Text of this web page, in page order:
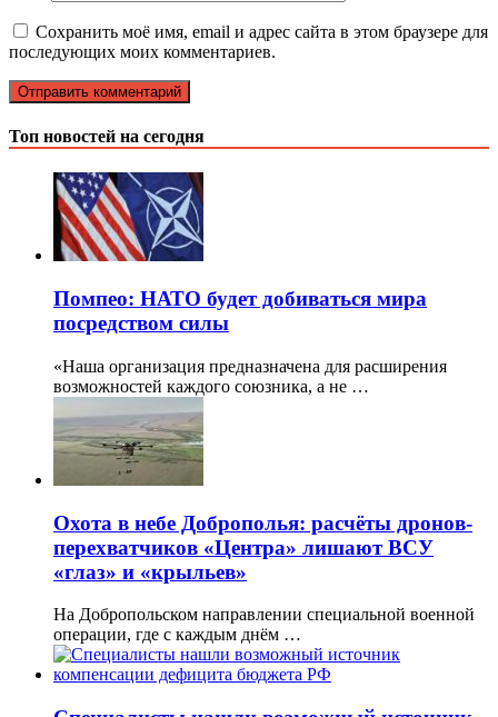
Сохранить моё имя, email и адрес сайта в этом браузере для
последующих моих комментариев.
Топ новостей на сегодня
Помпео: НАТО будет добиваться мира
посредством силы
«Наша организация предназначена для расширения
возможностей каждого союзника, а не …
Охота в небе Доброполья: расчёты дронов-
перехватчиков «Центра» лишают ВСУ
«глаз» и «крыльев»
На Добропольском направлении специальной военной
операции, где с каждым днём …